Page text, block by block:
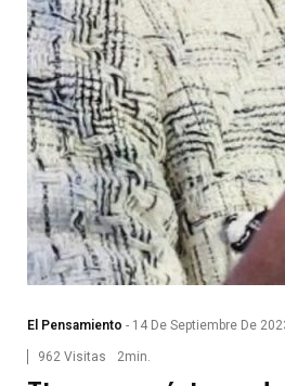
El Pensamiento - 14 De Septiembre De
962 Visitas 2min.